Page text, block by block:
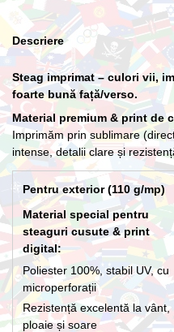
Descriere
Steag imprimat – culori vii,
foarte bună față/verso.
Material premium & print de
Imprimăm prin sublimare
intense, detalii clare și
Pentru exterior (110 g/mp)
Material special pentru
steaguri cusute & print
digital:
Poliester 100%, stabil UV, cu
microperforații
Rezistență excelentă la vânt,
ploaie și soare